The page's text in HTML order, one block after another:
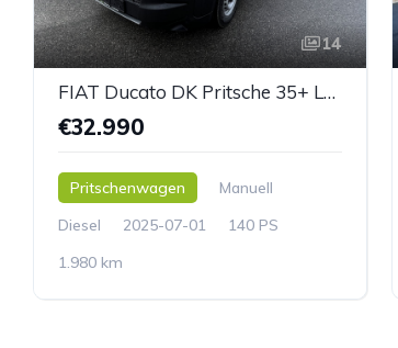
14
FIAT Ducato DK Pritsche 35+ L2 BlueHDi 140 S&S
€32.990
Pritschenwagen
Manuell
Diesel
2025-07-01
140 PS
1.980 km